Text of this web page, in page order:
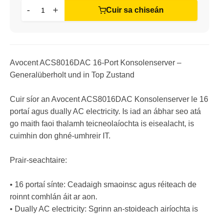
- + Cuir sa chiseán
Avocent ACS8016DAC 16-Port Konsolenserver –
Generalüberholt und in Top Zustand
Cuir síor an Avocent ACS8016DAC Konsolenserver le 16
portaí agus dually AC electricity. Is iad an ábhar seo atá
go maith faoi thalamh teicneolaíochta is eisealacht, is
cuimhin don ghné-umhreir IT.
Prair-seachtaire:
• 16 portaí sínte: Ceadaigh smaoinsc agus réiteach de
roinnt comhlán áit ar aon.
• Dually AC electricity: Sgrinn an-stoideach airíochta is